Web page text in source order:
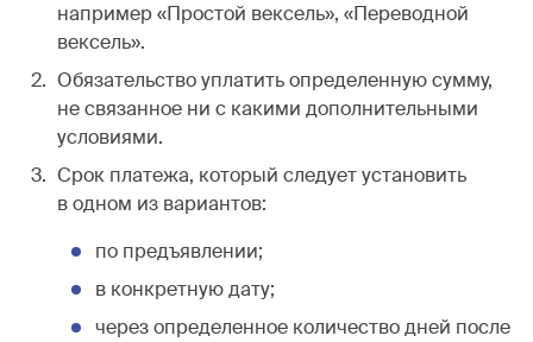
например «Простой вексель», «Переводной
вексель».
Обязательство уплатить определенную сумму,
не связанное ни с какими дополнительными
условиями.
Срок платежа, который следует установить
в одном из вариантов:
по предъявлении;
в конкретную дату;
через определенное количество дней после